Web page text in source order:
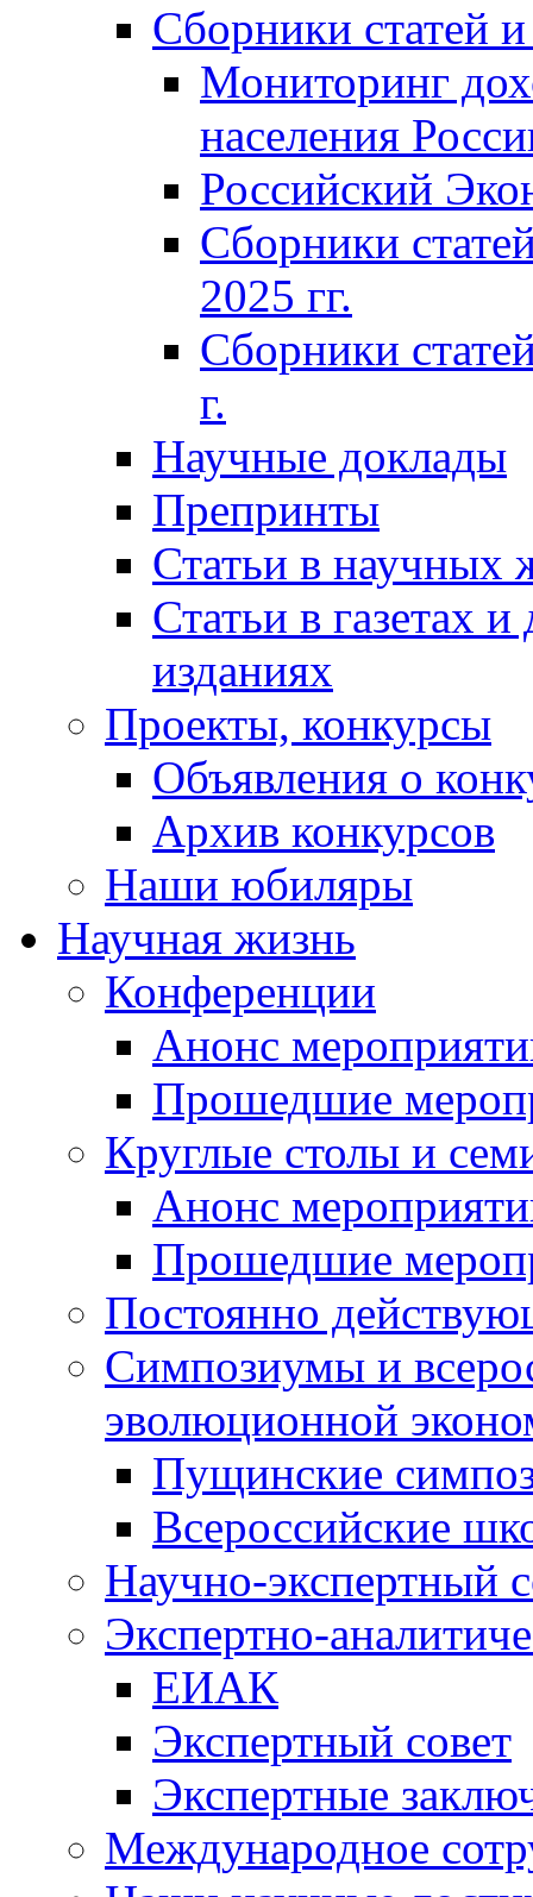
Сборники статей
Мониторинг
населения
Российский
Сборники
2025 гг.
Сборники
г.
Научные доклады
Препринты
Статьи в научных
Статьи в газетах
изданиях
Проекты, конкурсы
Объявления о
Архив конкурсов
Наши юбиляры
Научная жизнь
Конференции
Анонс
Прошедшие
Круглые столы и
Анонс
Прошедшие
Постоянно
Симпозиумы и
эволюционной
Пущинские
Всероссийские
Научно-экспертный
Экспертно-
ЕИАК
Экспертный совет
Экспертные
Международное